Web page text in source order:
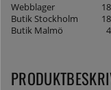
Webblager
Butik Stockholm
Butik Malmö